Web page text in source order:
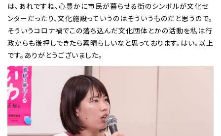
は、あれですね、心豊かに市民が暮らせる街のシンボルが文化セ
ンターだったり、文化施設っていうのはそういうものだと思うので。
そういうコロナ禍でこの落ち込んだ文化団体とかの活動を私は行
政からも後押しできたら素晴らしいなと思っております。はい。以上
です。ありがとうございました。